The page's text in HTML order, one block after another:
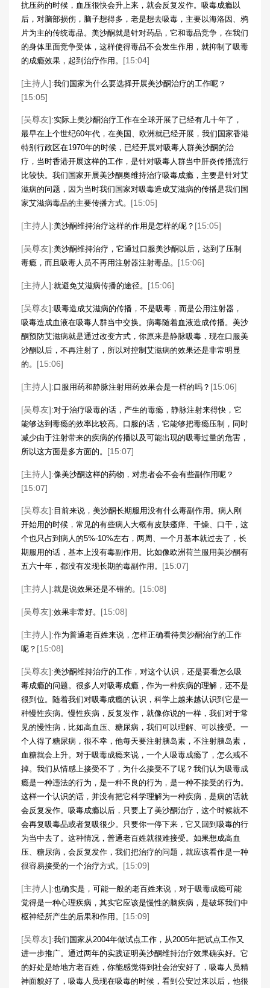
抗压药的时候，血压很快会升上来，就会反复发作。吸毒成瘾以
后，对脑部损伤，脑子想得多，老是想去吸毒，主要以海洛因、鸦
片为主的传统毒品。美沙酮就是针对药品，它和毒品竞争，在我们
的身体里面竞争受体，这样使得毒品不会发生作用，就抑制了吸毒
的成瘾效果，起到治疗作用。 [15:04]
[主持人]:我们国家为什么要选择开展美沙酮治疗的工作呢？
[15:05]
[吴尊友]:实际上美沙酮治疗工作在全球开展了已经有几十年了，
最早在上个世纪60年代，在美国、欧洲就已经开展，我们国家香港
特别行政区在1970年的时候，已经开展对吸毒人群美沙酮的治
疗，当时香港开展这样的工作，是针对吸毒人群当中肝炎传播流行
比较快。我们国家开展美沙酮奥维持治疗吸毒成瘾，主要是针对艾
滋病的问题，因为当时我们国家对吸毒造成艾滋病的传播是我们国
家艾滋病毒品的主要传播方式。 [15:05]
[主持人]:美沙酮维持治疗这样的作用是怎样的呢？ [15:05]
[吴尊友]:美沙酮维持治疗，它通过口服美沙酮以后，达到了压制
毒瘾，而且吸毒人员不再用注射器注射毒品。 [15:06]
[主持人]:就避免艾滋病传播的途径。 [15:06]
[吴尊友]:吸毒造成艾滋病的传播，不是吸毒，而是公用注射器，
吸毒造成血液在吸毒人群当中交换。病毒随着血液造成传播。美沙
酮预防艾滋病就是通过改变方式，你原来是静脉吸毒，现在口服美
沙酮以后，不再注射了，所以对控制艾滋病的效果还是非常明显
的。 [15:06]
[主持人]:口服用药和静脉注射用药效果会是一样的吗？ [15:06]
[吴尊友]:对于治疗吸毒的话，产生的毒瘾，静脉注射来得快，它
能够达到毒瘾的效率比较高。口服的话，它能够把毒瘾压制，同时
减少由于注射带来的疾病的传播以及可能出现的吸毒过量的危害，
所以这方面是多方面的。 [15:07]
[主持人]:像美沙酮这样的药物，对患者会不会有些副作用呢？
[15:07]
[吴尊友]: 目前来说，美沙酮长期服用没有什么毒副作用。病人刚
开始用的时候，常见的有些病人大概有皮肤瘙痒、干燥、口干，这
个也只占到病人的5%-10%左右，两周、一个月基本就过去了，长
期服用的话，基本上没有毒副作用。比如像欧洲荷兰服用美沙酮有
五六十年，都没有发现长期的毒副作用。 [15:07]
[主持人]:就是说效果还是不错的。 [15:08]
[吴尊友]:效果非常好。 [15:08]
[主持人]:作为普通老百姓来说，怎样正确看待美沙酮治疗的工作
呢？ [15:08]
[吴尊友]:美沙酮维持治疗的工作，对这个认识，还是要看怎么吸
毒成瘾的问题。很多人对吸毒成瘾，作为一种疾病的理解，还不是
很到位。随着我们对吸毒成瘾的认识，科学上越来越认识到它是一
种慢性疾病。慢性疾病，反复发作，就像你说的一样，我们对于常
见的慢性病，比如高血压、糖尿病，我们可以理解、可以接受。一
个人得了糖尿病，很不幸，他每天要注射胰岛素，不注射胰岛素，
血糖就会上升。对于吸毒成瘾来说，一个人吸毒成瘾了，怎么戒不
掉。我们从情感上接受不了，为什么接受不了呢？我们认为吸毒成
瘾是一种违法的行为，是一种不良的行为，是一种不接受的行为。
这样一个认识的话，并没有把它科学理解为一种疾病，是病的话就
会反复发作。吸毒成瘾以后，只要上了美沙酮治疗，这个时候就不
会再复吸毒品或者复吸很少。只要你一停下来，它又回到吸毒的行
为当中去了。这种情况，普通老百姓就很难接受。如果想成高血
压、糖尿病，会反复发作，我们把治疗的问题，就应该看作是一种
很容易接受的一个治疗方式。 [15:09]
[主持人]:也确实是，可能一般的老百姓来说，对于吸毒成瘾可能
觉得是一种心理疾病，其实它应该是慢性的脑疾病，是破坏我们中
枢神经所产生的后果和作用。 [15:09]
[吴尊友]:我们国家从2004年做试点工作，从2005年把试点工作又
进一步推广。通过两年的实践证明美沙酮维持治疗效果确实好。它
的好处是给地方老百姓，你能感觉得到社会治安好了，吸毒人员精
神面貌好了，吸毒人员现在吸毒的时候，看到公安过来以后，他很